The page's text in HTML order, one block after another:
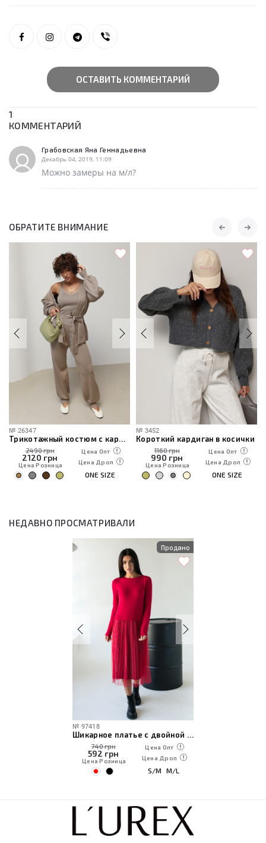
ОСТАВИТЬ КОММЕНТАРИЙ
1
КОММЕНТАРИЙ
Грабовская Яна Геннадьевна
Декабрь 04, 2019, 11:09
Можно замеры на м/л?
ОБРАТИТЕ ВНИМАНИЕ
№ 26347
Трикотажный костюм с кардиганом, топом и брюками
2490 грн
2120 грн
Цена Розница
Цена Опт
Цена Дроп
ONE SIZE
№ 3452
Короткий кардиган в косички
1160 грн
990 грн
Цена Розница
Цена Опт
Цена Дроп
ONE SIZE
НЕДАВНО ПРОСМАТРИВАЛИ
Продано
№ 97418
Шикарное платье с двойной юбкой в серебряную полоску
740 грн
592 грн
Цена Розница
Цена Опт
Цена Дроп
S/M M/L